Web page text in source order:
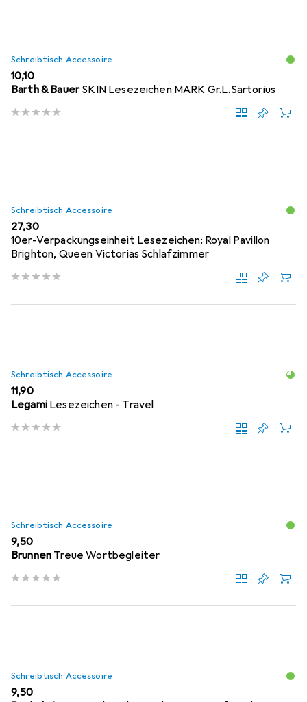
Schreibtisch Accessoire
EUR
10,10
Barth & BauerSKIN Lesezeichen MARK Gr.L.Sartorius
Schreibtisch Accessoire
EUR
27,30
10er-Verpackungseinheit Lesezeichen: Royal Pavillon
Brighton, Queen Victorias Schlafzimmer
Schreibtisch Accessoire
EUR
11,90
Legami Lesezeichen - Travel
Schreibtisch Accessoire
EUR
9,50
Brunnen Treue Wortbegleiter
Schreibtisch Accessoire
EUR
9,50